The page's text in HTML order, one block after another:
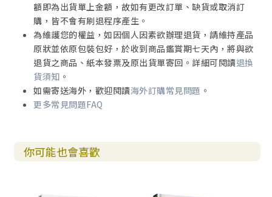
額即為出貨單上金額，故如有更改訂單、缺貨或取消訂
購，皆不會有刷退程序產生。
為維護您的權益，如因個人因素欲辦理退貨，請維持產品
原狀並依原包裝包好，於收到商品鑑賞期七天內，將與欲
退貨之商品、紙本發票及原出貨單寄回。詳細可閱讀退換
貨須知 。
如需寄送海外，歡迎閱讀海外訂購常見問題 。
更多常見問題FAQ
你可能也會喜歡